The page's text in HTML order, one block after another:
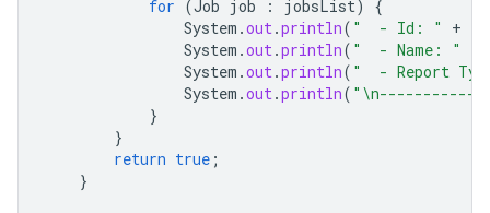
for (Job job : jobsList)
{
System .out.println( "  - Id: " +
System .out.println( "  - Name: "
System .out.println( "  - Report
System .out.println(
}
}
return true ;
}